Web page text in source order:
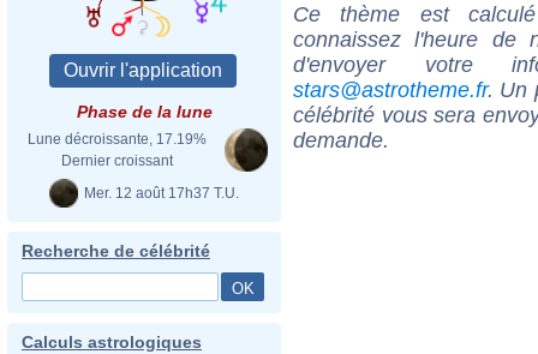
Phase de la lune
Lune décroissante, 17.19%
Dernier croissant
Mer. 12 août 17h37 T.U.
Recherche de célébrité
Calculs astrologiques
Ce thème est
connaissez l'heure de
d'envoyer votre
stars@astrotheme.fr. Un
célébrité vous sera
demande.